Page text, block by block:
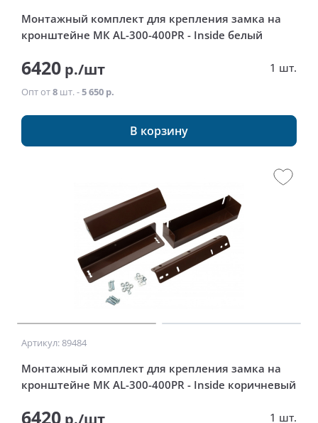
Монтажный комплект для крепления замка на
кронштейне МК AL-300-400PR - Inside белый
6420 р./шт 1 шт.
Опт от8 шт. -5 650 р.
В корзину
Артикул: 89484
Монтажный комплект для крепления замка на
кронштейне МК AL-300-400PR - Inside коричневый
6420 р./шт 1 шт.